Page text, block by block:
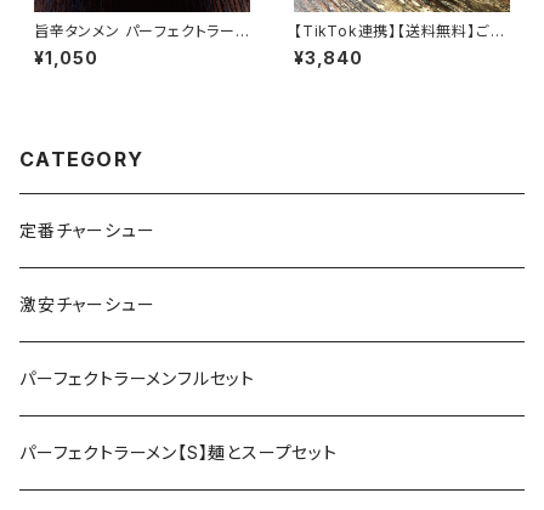
旨辛タンメン パーフェクトラーメ
ンKARAMISO 2食セット 濃厚
辛味噌ラーメン 160g大容量 生
¥1,050
【TikTok連携】【送料無料】ご飯
のお供６種セット からあげ飯 チ
ャーシュー飯 食べるウマラー 食
¥3,840
CATEGORY
定番チャーシュー
激安チャーシュー
パーフェクトラーメンフルセット
パーフェクトラーメン【S】麺とスープセット